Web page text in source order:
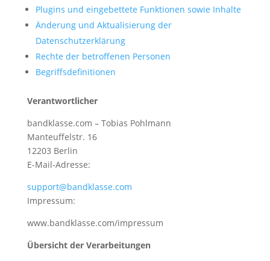
Plugins und eingebettete Funktionen sowie Inhalte
Änderung und Aktualisierung der
Datenschutzerklärung
Rechte der betroffenen Personen
Begriffsdefinitionen
Verantwortlicher
bandklasse.com – Tobias Pohlmann
Manteuffelstr. 16
12203 Berlin
E-Mail-Adresse:
support@bandklasse.com
Impressum:
www.bandklasse.com/impressum
Übersicht der Verarbeitungen